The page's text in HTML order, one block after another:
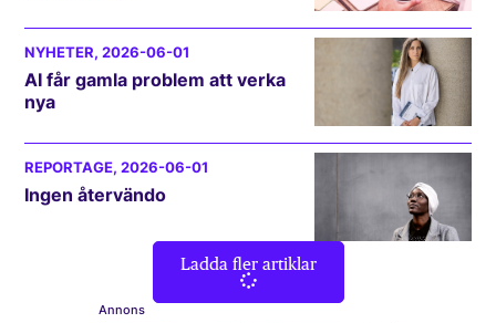
NYHETER, 2026-06-01
AI får gamla problem att verka
nya
REPORTAGE, 2026-06-01
Ingen återvändo
Ladda fler artiklar
Annons